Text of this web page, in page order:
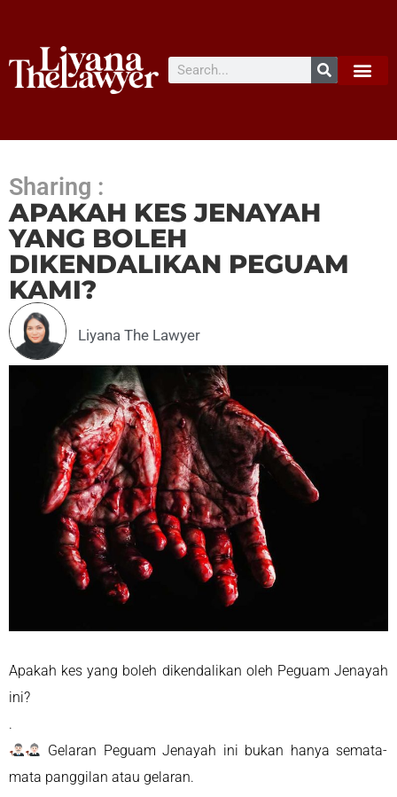
Sharing :
APAKAH KES JENAYAH
YANG BOLEH
DIKENDALIKAN PEGUAM
KAMI?
Liyana The Lawyer
Apakah kes yang boleh dikendalikan oleh Peguam Jenayah
ini?
.
Gelaran Peguam Jenayah ini bukan hanya semata-
mata panggilan atau gelaran.